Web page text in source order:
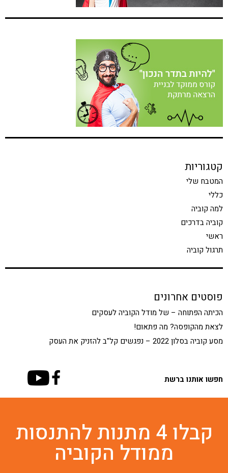
קטגוריות
המטבח שלי
כללי
למה קוביה
קוביה בדרכים
ראשי
תרגול קוביה
פוסטים אחרונים
הכיתה הפתוחה – של מודל הקוביה לעסקים
לצאת מהקופסה? מה פתאום!
מסע קוביה בסלון 2022 – נפגשים קל"ב להזניק את העסק
חפשו אותנו ברשת
קבלו 4 מתנות להתנסות
ממודל הקוביה